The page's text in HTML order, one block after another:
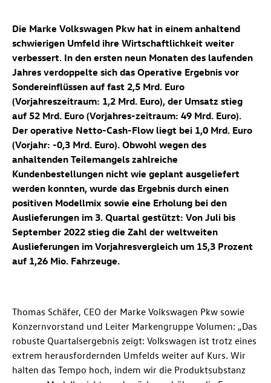
Die Marke Volkswagen Pkw hat in einem anhaltend
schwierigen Umfeld ihre Wirtschaftlichkeit weiter
verbessert. In den ersten neun Monaten des laufenden
Jahres verdoppelte sich das Operative Ergebnis vor
Sondereinflüssen auf fast 2,5 Mrd. Euro
(Vorjahreszeitraum: 1,2 Mrd. Euro), der Umsatz stieg
auf 52 Mrd. Euro (Vorjahres-zeitraum: 49 Mrd. Euro).
Der operative Netto-Cash-Flow liegt bei 1,0 Mrd. Euro
(Vorjahr: -0,3 Mrd. Euro). Obwohl wegen des
anhaltenden Teilemangels zahlreiche
Kundenbestellungen nicht wie geplant ausgeliefert
werden konnten, wurde das Ergebnis durch einen
positiven Modellmix sowie eine Erholung bei den
Auslieferungen im 3. Quartal gestützt: Von Juli bis
September 2022 stieg die Zahl der weltweiten
Auslieferungen im Vorjahresvergleich um 15,3 Prozent
auf 1,26 Mio. Fahrzeuge.
Thomas Schäfer, CEO der Marke Volkswagen Pkw sowie
Konzernvorstand und Leiter Markengruppe Volumen: „Das
robuste Quartalsergebnis zeigt: Volkswagen ist trotz eines
extrem herausfordernden Umfelds weiter auf Kurs. Wir
halten das Tempo hoch, indem wir die Produktsubstanz